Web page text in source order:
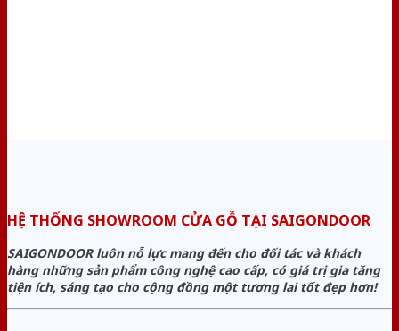
HỆ THỐNG SHOWROOM CỬA GỖ TẠI SAIGONDOOR
SAIGONDOOR luôn nỗ lực mang đến cho đối tác và khách
hàng những sản phẩm công nghệ cao cấp, có giá trị gia tăng
tiện ích, sáng tạo cho cộng đồng một tương lai tốt đẹp hơn!